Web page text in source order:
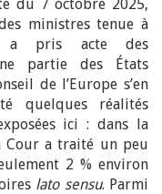
du 7 octobre 2025,
ministres tenue à
a pris acte des
partie des États
de l’Europe s’en
quelques réalités
ici : dans la
Cour a traité un peu
2 % environ
lato sensu. Parmi